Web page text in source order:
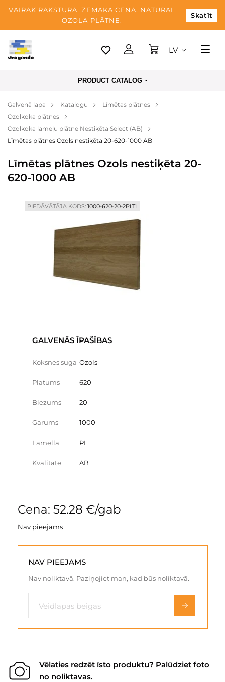
VAIRĀK RAKSTURA, ZEMĀKA CENA. NATURAL
OZOLA PLĀTNE.
Skatīt
Tallina
Apmaksa
Par mums
Blogs
Kontaktinformācija
LV
PRODUCT CATALOG
Galvenā lapa Katalogu
Līmētas plātnes
Ozolkoka plātnes
Ozolkoka lameļu plātne Nestiķēta Select (AB)
Līmētas plātnes Ozols nestiķēta 20-620-1000 AB
Līmētas plātnes Ozols nestiķēta 20-
620-1000 AB
PIEDĀVĀTĀJA KODS:1000-620-20-2PLTL
GALVENĀS ĪPAŠĪBAS
Koksnes suga Ozols
Platums 620
Biezums 20
Garums 1000
Lamella PL
Kvalitāte AB
Cena: 52.28 €/gab
Nav pieejams
NAV PIEEJAMS
Nav noliktavā. Paziņojiet man, kad būs noliktavā.
Vēlaties redzēt īsto produktu? Palūdziet foto
no noliktavas.